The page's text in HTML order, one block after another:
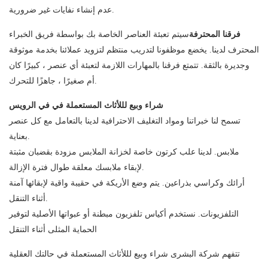
فرقنا المحترفةسيتم تعبئة العناصر الخاصة بك بواسطة فريق الخبراء
المحترف لدينا. يخضع موظفونا لتدريب منتظم لتزويد عملائنا بخدمة موثوقة
وجديرة بالثقة. تتمتع فرقنا بالمهارات اللازمة لتعبئة أي عنصر ، كبيرًا كان
شراء وبيع لللأثاث المستعملة في في الرويس
تسمح لنا خبراتنا ومواد التغليف الاحترافية لدينا بالتعامل مع كل عنصر
ملابس. لدينا علب كرتون خاصة لخزانة الملابس مزودة بقضبان مثبتة
أرائك وكراسي بذراعين. يتم وضع الأريكة في حقيبة واقية لإبقائها آمنة
التلفزيونات. نستخدم أكياس تلفزيون مبطنة أو عبواتها الأصلية لتوفير
الحماية المثلى أثناء التنقل
تتفهم شركة البشرى شراء وبيع لللأثاث المستعملة في حالتك العقلية